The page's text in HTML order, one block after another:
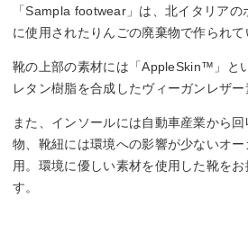
「Sampla footwear」は、北イタリアの
に使用されたりんごの廃棄物で作られて
靴の上部の素材には「AppleSkin™」と
レタン樹脂を合成したヴィーガンレザー
また、インソールには自動車産業から
物、靴紐には環境への影響が少ないオ
用。環境に優しい素材を使用した靴を
す。